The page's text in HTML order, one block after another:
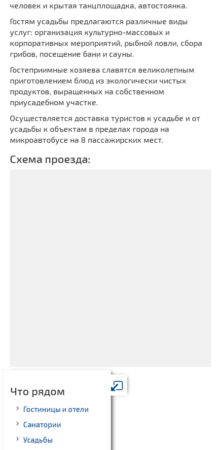
человек и крытая танцплощадка, автостоянка.
Гостям усадьбы предлагаются различные виды
услуг: организация культурно-массовых и
корпоративных мероприятий, рыбной ловли, сбора
грибов, посещение бани и сауны.
Гостеприимные хозяева славятся великолепным
приготовлением блюд из экологически чистых
продуктов, выращенных на собственном
приусадебном участке.
Осуществляется доставка туристов к усадьбе и от
усадьбы к объектам в пределах города на
микроавтобусе на 8 пассажирских мест.
Схема проезда:
Что рядом
Гостиницы и отели
Санатории
Усадьбы